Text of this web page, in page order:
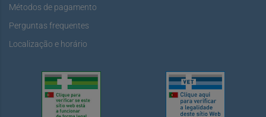
Métodos de pagamento
Perguntas frequentes
Localização e horário